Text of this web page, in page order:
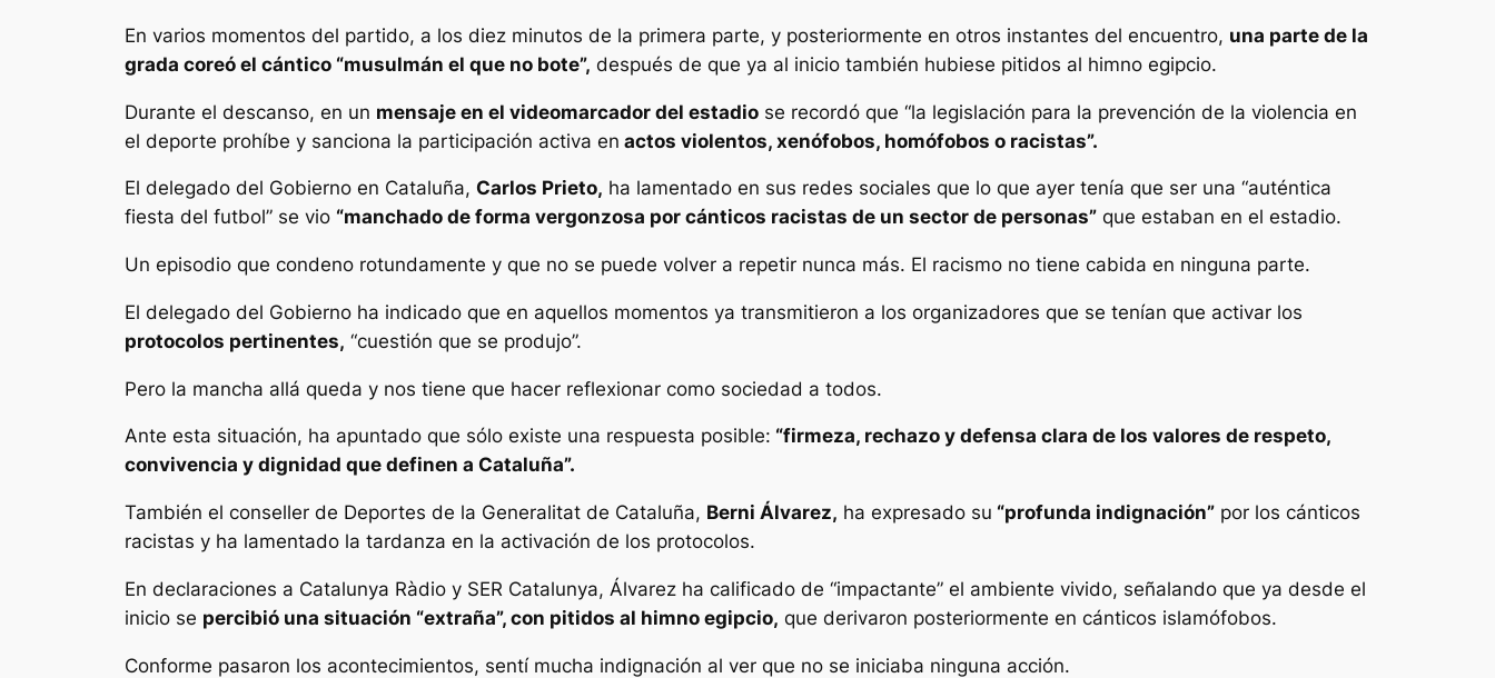
En varios momentos del partido, a los diez minutos de la primera parte, y posteriormente en otros instantes del encuentro, una parte de la
grada coreó el cántico “musulmán el que no bote”, después de que ya al inicio también hubiese pitidos al himno egipcio.
Durante el descanso, en un mensaje en el videomarcador del estadio se recordó que “la legislación para la prevención de la violencia en
el deporte prohíbe y sanciona la participación activa en actos violentos, xenófobos, homófobos o racistas”.
El delegado del Gobierno en Cataluña, Carlos Prieto, ha lamentado en sus redes sociales que lo que ayer tenía que ser una “auténtica
fiesta del futbol” se vio “manchado de forma vergonzosa por cánticos racistas de un sector de personas” que estaban en el estadio.
Un episodio que condeno rotundamente y que no se puede volver a repetir nunca más. El racismo no tiene cabida en ninguna parte.
El delegado del Gobierno ha indicado que en aquellos momentos ya transmitieron a los organizadores que se tenían que activar los
protocolos pertinentes, “cuestión que se produjo”.
Pero la mancha allá queda y nos tiene que hacer reflexionar como sociedad a todos.
Ante esta situación, ha apuntado que sólo existe una respuesta posible: “firmeza, rechazo y defensa clara de los valores de respeto,
convivencia y dignidad que definen a Cataluña”.
También el conseller de Deportes de la Generalitat de Cataluña, Berni Álvarez, ha expresado su “profunda indignación” por los cánticos
racistas y ha lamentado la tardanza en la activación de los protocolos.
En declaraciones a Catalunya Ràdio y SER Catalunya, Álvarez ha calificado de “impactante” el ambiente vivido, señalando que ya desde el
inicio se percibió una situación “extraña”, con pitidos al himno egipcio, que derivaron posteriormente en cánticos islamófobos.
Conforme pasaron los acontecimientos, sentí mucha indignación al ver que no se iniciaba ninguna acción.